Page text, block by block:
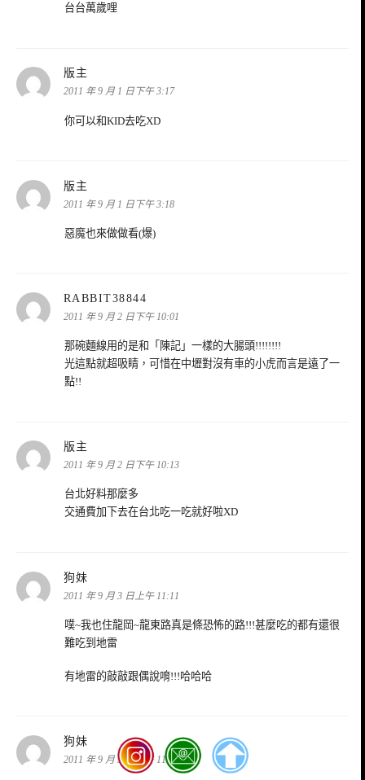
台台萬歲哩
版主
示:
2011 年 9 月 1 日下午 3:17
你可以和KID去吃XD
版主
示:
2011 年 9 月 1 日下午 3:18
惡魔也來做做看(爆)
RABBIT38844
示:
2011 年 9 月 2 日下午 10:01
那碗麵線用的是和「陳記」一樣的大腸頭!!!!!!!!
光這點就超吸睛，可惜在中壢對沒有車的小虎而言是遠了一
點!!
版主
示:
2011 年 9 月 2 日下午 10:13
台北好料那麼多
交通費加下去在台北吃一吃就好啦XD
狗妹
示:
2011 年 9 月 3 日上午 11:11
噗~我也住龍岡~龍東路真是條恐怖的路!!!甚麼吃的都有還很
難吃到地雷
有地雷的敲敲跟偶說唷!!!哈哈哈
狗妹
示:
2011 年 9 月 3 日上午 11:13